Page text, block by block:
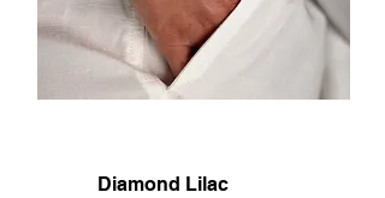
Diamond Lilac